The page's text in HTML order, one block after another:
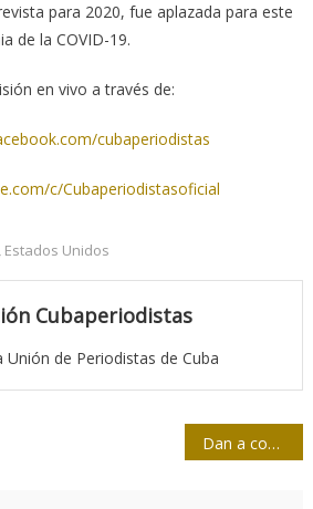
para 2020, fue aplazada para este
de la COVID-19.
en vivo a través de:
cubaperiodistas
c/Cubaperiodistasoficial
, Estados Unidos
Cubaperiodistas
Unión de Periodistas de Cuba
Dan a conocer miembros del jurado del concurso 26 de Julio